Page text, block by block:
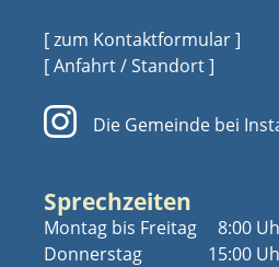
[ zum Kontaktformular ]
[ Anfahrt / Standort ]
Die Gemeinde bei
Sprechzeiten
Montag bis Freitag
Donnerstag
8:00
15:00